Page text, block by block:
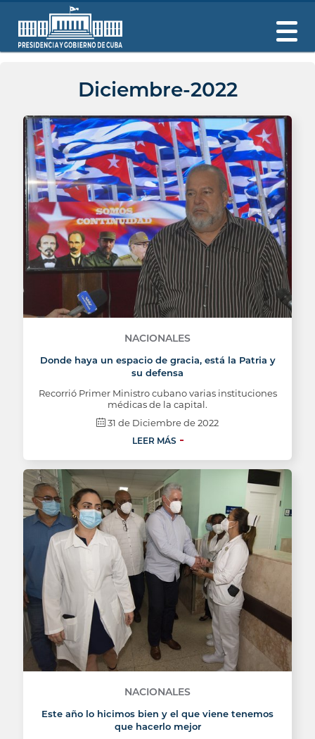
Diciembre-2022
NACIONALES
Donde haya un espacio de gracia, está la Patria y
su defensa
Recorrió Primer Ministro cubano varias instituciones
médicas de la capital.
31 de Diciembre de 2022
LEER MÁS
NACIONALES
Este año lo hicimos bien y el que viene tenemos
que hacerlo mejor